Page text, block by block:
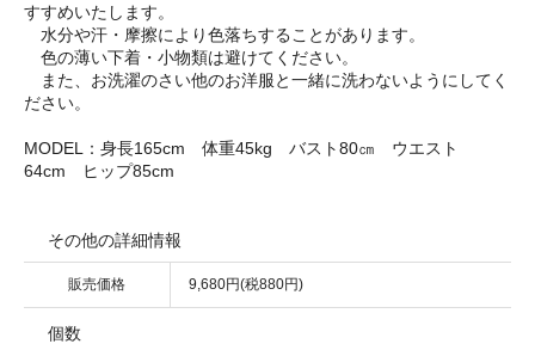
すすめいたします。
水分や汗・摩擦により色落ちすることがあります。
色の薄い下着・小物類は避けてください。
また、お洗濯のさい他のお洋服と一緒に洗わないようにしてく
ださい。
MODEL：身長165cm 体重45kg バスト80㎝ ウエスト
64cm ヒップ85cm
その他の詳細情報
販売価格 9,680円(税880円)
個数